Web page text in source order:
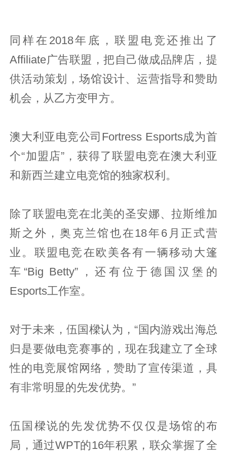
同样在2018年底，联盟电竞还推出了
Affiliate广告联盟，把自己做成品牌店，提
供活动策划，场馆设计、运营指导和赞助
机会，从乙方变甲方。
澳大利亚电竞公司Fortress Esports成为首
个“加盟店”，获得了联盟电竞在澳大利亚
和新西兰建立电竞馆的独家权利。
除了联盟电竞在北美的圣安娜、拉斯维加
斯之外，奥克兰馆也在18年6月正式营
业。联盟电竞在欧美各有一辆移动大篷
车“Big Betty”，还有位于德国汉堡的
Esports工作室。
对于未来，伍国樑认为，“国内游戏出海总
归是要做电竞赛事的，现在我建立了全球
性的电竞展馆网络，赞助了宣传渠道，具
有非常明显的先发优势。”
伍国樑说的先发优势不仅仅是场馆的布
局，通过WPT的16年积累，联众掌握了全